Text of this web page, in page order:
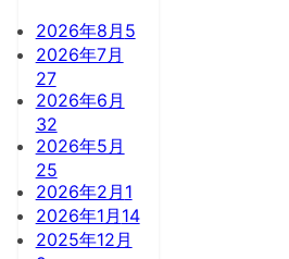
2026年8月 5
2026年7月
27
2026年6月
32
2026年5月
25
2026年2月 1
2026年1月 14
2025年12月